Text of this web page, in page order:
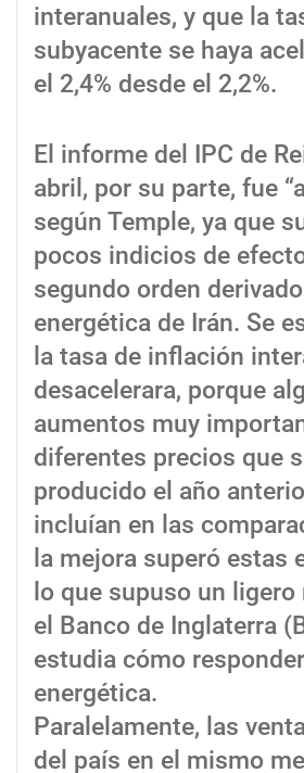
interanuales, y que la
subyacente se haya
el 2,4% desde el 2,2%.
El informe del IPC de
abril, por su parte, fue
según Temple, ya que
pocos indicios de
segundo orden
energética de Irán. Se
la tasa de inflación
desacelerara, porque
aumentos muy
diferentes precios que
producido el año
incluían en las
la mejora superó estas
lo que supuso un
el Banco de Inglaterra
estudia cómo
energética.
Paralelamente, las
del país en el mismo